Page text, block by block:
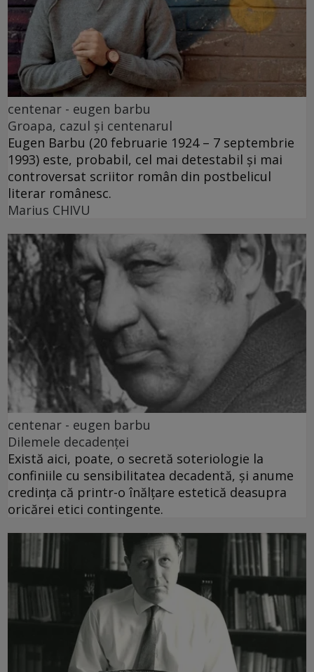
centenar - eugen barbu
Groapa, cazul și centenarul
Eugen Barbu (20 februarie 1924 – 7 septembrie
1993) este, probabil, cel mai detestabil și mai
controversat scriitor român din postbelicul
literar românesc.
Marius CHIVU
centenar - eugen barbu
Dilemele decadenței
Există aici, poate, o secretă soteriologie la
confiniile cu sensibilitatea decadentă, și anume
credința că printr-o înălțare estetică deasupra
oricărei etici contingente.